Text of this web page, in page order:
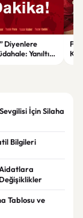
Diyenlere
Yanıltıcı
İçin Silaha
Bilgileri
Aidatlara
Tablosu ve